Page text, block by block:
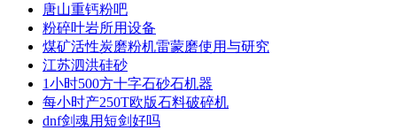
唐山重钙粉吧
粉碎叶岩所用设备
煤矿活性炭磨粉机雷蒙磨使用与研究
江苏泗洪硅砂
1小时500方十字石砂石机器
每小时产250T欧版石料破碎机
dnf剑魂用短剑好吗